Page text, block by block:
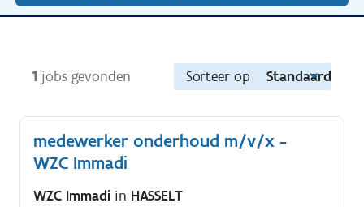
1 jobs gevonden Sorteer op Standaard
medewerker onderhoud m/v/x -
WZC Immadi
WZC Immadi in HASSELT